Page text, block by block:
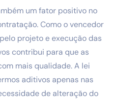
um fator positivo no
Como o vencedor
projeto e execução das
contribui para que as
mais qualidade. A lei
aditivos apenas nas
de alteração do